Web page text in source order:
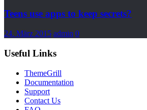
Teens use apps to keep secrets?
24. März 2015 admin 0
Useful Links
ThemeGrill
Documentation
Support
Contact Us